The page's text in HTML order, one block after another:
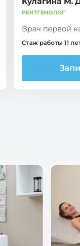
РЕНТГЕНОЛОГ
Врач первой
Стаж работы 11